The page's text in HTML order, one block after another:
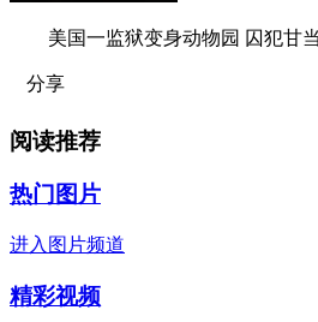
美国一监狱变身动物园 囚犯甘
分享
阅读推荐
热门图片
进入图片频道
精彩视频